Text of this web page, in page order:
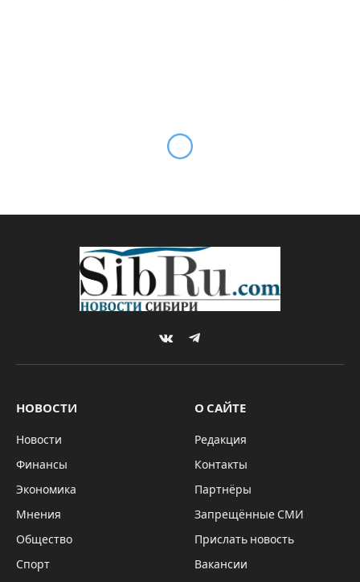
VKontakteTelegram
НОВОСТИ
Новости
Финансы
Экономика
Мнения
Общество
Спорт
О САЙТЕ
Редакция
Контакты
Партнёры
Запрещённые СМИ
Прислать новость
Вакансии